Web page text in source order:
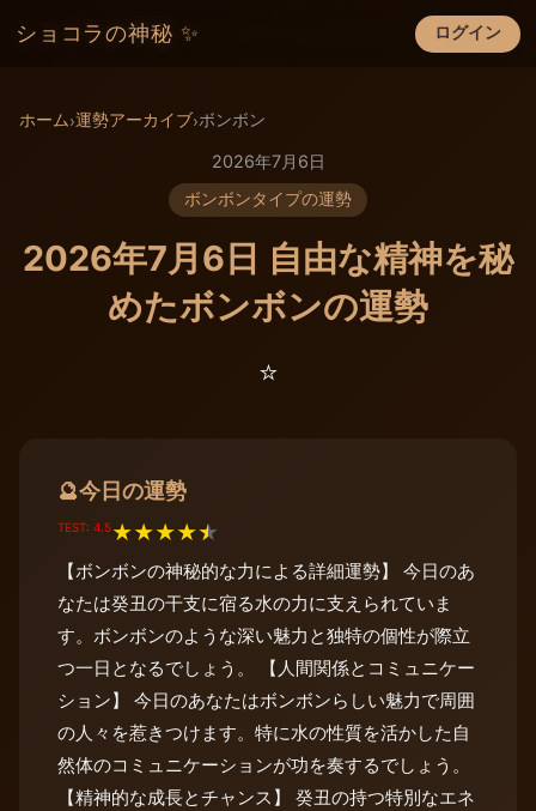
ショコラの神秘 ✨ ログイン
×
ホーム›運勢アーカイブ›ボンボン
2026年7月6日
ボンボンタイプの運勢
2026年7月6日 自由な精神を秘
めたボンボンの運勢
⭐️
🔮今日の運勢
TEST: 4.5★★★★★
【ボンボンの神秘的な力による詳細運勢】 今日のあ
なたは癸丑の干支に宿る水の力に支えられていま
す。ボンボンのような深い魅力と独特の個性が際立
つ一日となるでしょう。 【人間関係とコミュニケー
ション】 今日のあなたはボンボンらしい魅力で周囲
の人々を惹きつけます。特に水の性質を活かした自
然体のコミュニケーションが功を奏するでしょう。
【精神的な成長とチャンス】 癸丑の持つ特別なエネ